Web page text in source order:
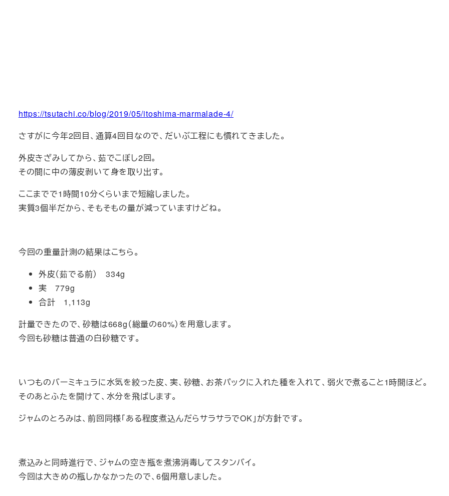
https://tsutachi.co/blog/2019/05/itoshima-marmalade-4/
さすがに今年2回目、通算4回目なので、だいぶ工程にも慣れてきました。
外皮きざみしてから、茹でこぼし2回。
その間に中の薄皮剥いて身を取り出す。
ここまでで1時間10分くらいまで短縮しました。
実質3個半だから、そもそもの量が減っていますけどね。
今回の重量計測の結果はこちら。
外皮（茹でる前） 334g
実 779g
合計 1,113g
計量できたので、砂糖は668g（総量の60%）を用意します。
今回も砂糖は普通の白砂糖です。
いつものバーミキュラに水気を絞った皮、実、砂糖、お茶パックに入れた種を入れて、弱火で煮ること1時間ほど。
そのあとふたを開けて、水分を飛ばします。
ジャムのとろみは、前回同様「ある程度煮込んだらサラサラでOK」が方針です。
煮込みと同時進行で、ジャムの空き瓶を煮沸消毒してスタンバイ。
今回は大きめの瓶しかなかったので、6個用意しました。